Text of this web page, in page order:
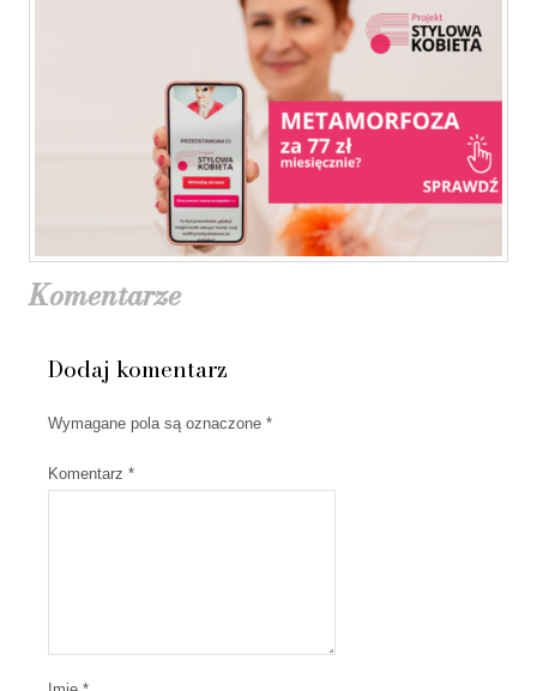
Komentarze
Dodaj komentarz
Wymagane pola są oznaczone *
Komentarz *